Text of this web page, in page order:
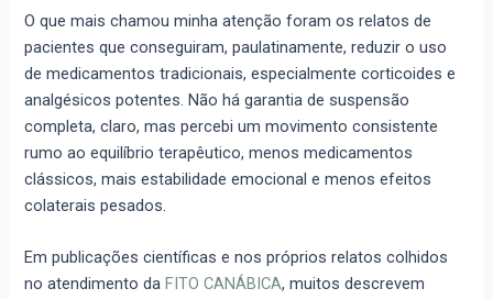
O que mais chamou minha atenção foram os relatos de
pacientes que conseguiram, paulatinamente, reduzir o uso
de medicamentos tradicionais, especialmente corticoides e
analgésicos potentes. Não há garantia de suspensão
completa, claro, mas percebi um movimento consistente
rumo ao equilíbrio terapêutico, menos medicamentos
clássicos, mais estabilidade emocional e menos efeitos
colaterais pesados.
Em publicações científicas e nos próprios relatos colhidos
no atendimento daFITO CANÁBICA, muitos descrevem